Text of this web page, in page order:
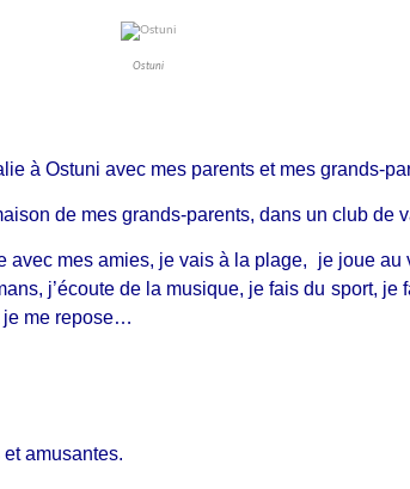
Ostuni
à Ostuni avec mes parents et mes grands-
de mes grands-parents, dans un club de
avec mes amies, je vais à la plage, je joue au
j’écoute de la musique, je fais du sport, je
je me repose…
amusantes.